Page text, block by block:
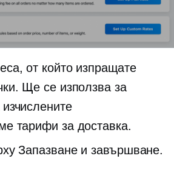
от който изпращате
Ще се използва за
тарифи за доставка.
Запазване и завършване.